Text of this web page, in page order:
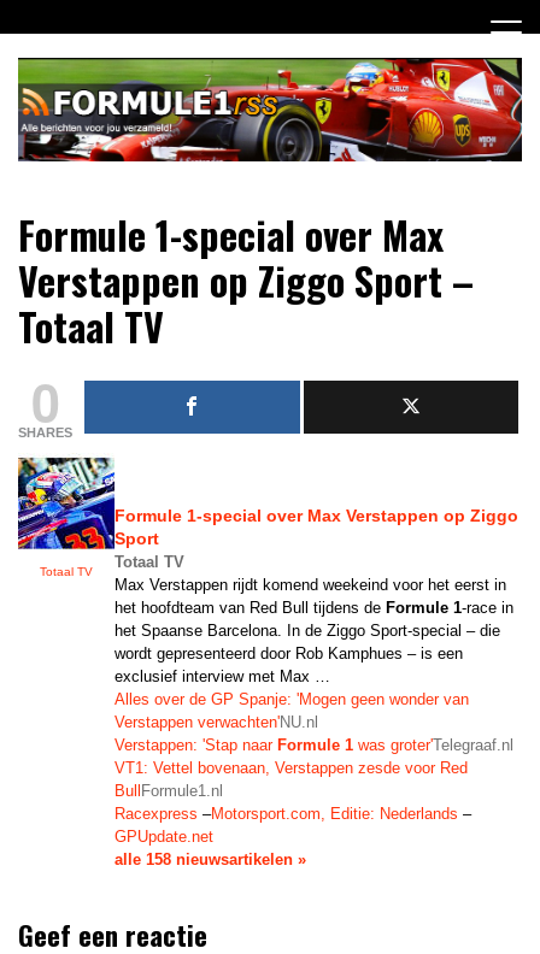
naar
inhoud
Formule 1 RSS
verzameld!
Formule 1-special over Max
Verstappen op Ziggo Sport –
Totaal TV
0
SHARES
Totaal TV
Formule 1-special over Max Verstappen op Ziggo
Sport
Totaal TV
Max Verstappen rijdt komend weekeind voor het eerst in
het hoofdteam van Red Bull tijdens de Formule 1-race in
het Spaanse Barcelona. In de Ziggo Sport-special – die
wordt gepresenteerd door Rob Kamphues – is een
exclusief interview met Max …
Alles over de GP Spanje: 'Mogen geen wonder van
Verstappen verwachten'NU.nl
Verstappen: 'Stap naar Formule 1 was groter'Telegraaf.nl
VT1: Vettel bovenaan, Verstappen zesde voor Red
Bull Formule1.nl
Racexpress –Motorsport.com, Editie: Nederlands –
GPUpdate.net
alle 158 nieuwsartikelen »
Geef een reactie